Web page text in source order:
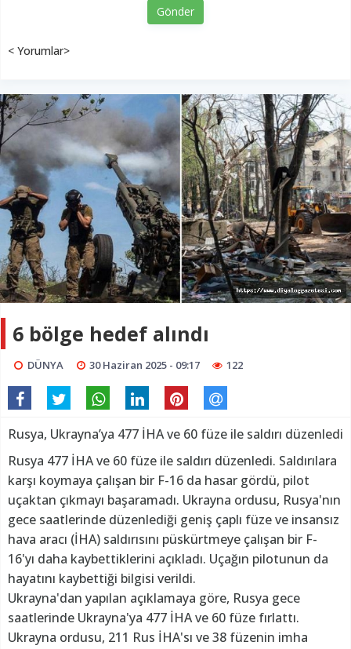
Gönder
< Yorumlar>
6 bölge hedef alındı
DÜNYA 30 Haziran 2025 - 09:17 122
Rusya, Ukrayna’ya 477 İHA ve 60 füze ile saldırı düzenledi
Rusya 477 İHA ve 60 füze ile saldırı düzenledi. Saldırılara
karşı koymaya çalışan bir F-16 da hasar gördü, pilot
uçaktan çıkmayı başaramadı. Ukrayna ordusu, Rusya'nın
gece saatlerinde düzenlediği geniş çaplı füze ve insansız
hava aracı (İHA) saldırısını püskürtmeye çalışan bir F-
16'yı daha kaybettiklerini açıkladı. Uçağın pilotunun da
hayatını kaybettiği bilgisi verildi.
Ukrayna'dan yapılan açıklamaya göre, Rusya gece
saatlerinde Ukrayna'ya 477 İHA ve 60 füze fırlattı.
Ukrayna ordusu, 211 Rus İHA'sı ve 38 füzenin imha